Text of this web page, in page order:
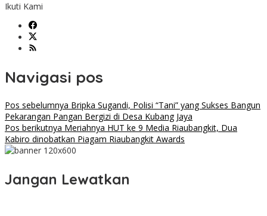
Ikuti Kami
Navigasi pos
Pos sebelumnya Bripka Sugandi, Polisi “Tani” yang Sukses Bangun
Pekarangan Pangan Bergizi di Desa Kubang Jaya
Pos berikutnya Meriahnya HUT ke 9 Media Riaubangkit, Dua
Kabiro dinobatkan Piagam Riaubangkit Awards
Jangan Lewatkan